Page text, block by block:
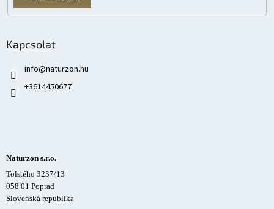
Kapcsolat
info@naturzon.hu
+3614450677
Naturzon s.r.o.
Tolstého 3237/13
058 01 Poprad
Slovenská republika